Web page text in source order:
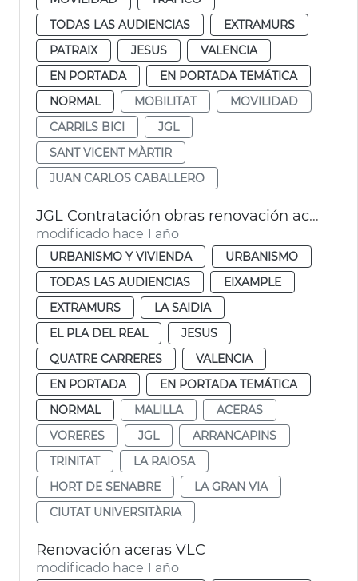
TODAS LAS AUDIENCIAS
EXTRAMURS
PATRAIX
JESUS
VALENCIA
EN PORTADA
EN PORTADA TEMÁTICA
NORMAL
MOBILITAT
MOVILIDAD
CARRILS BICI
JGL
SANT VICENT MÀRTIR
JUAN CARLOS CABALLERO
JGL Contratación obras renovación aceras València
modificado hace 1 año
URBANISMO Y VIVIENDA
URBANISMO
TODAS LAS AUDIENCIAS
EIXAMPLE
EXTRAMURS
LA SAIDIA
EL PLA DEL REAL
JESUS
QUATRE CARRERES
VALENCIA
EN PORTADA
EN PORTADA TEMÁTICA
NORMAL
MALILLA
ACERAS
VORERES
JGL
ARRANCAPINS
TRINITAT
LA RAIOSA
HORT DE SENABRE
LA GRAN VIA
CIUTAT UNIVERSITÀRIA
Renovación aceras VLC
modificado hace 1 año